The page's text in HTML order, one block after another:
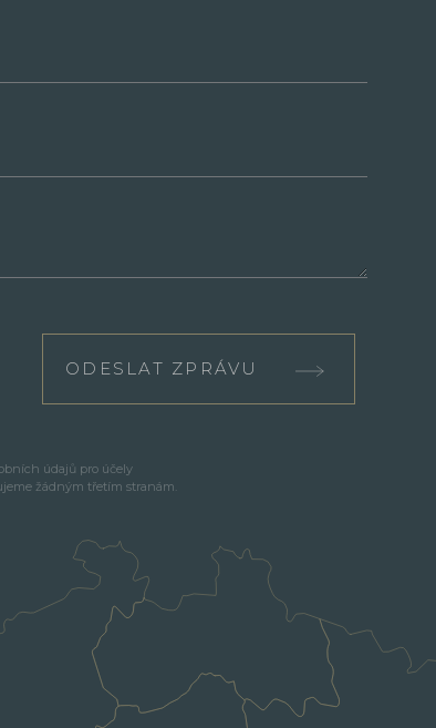
ODESLAT ZPRÁVU
údajů pro účely
žádným třetím stranám.